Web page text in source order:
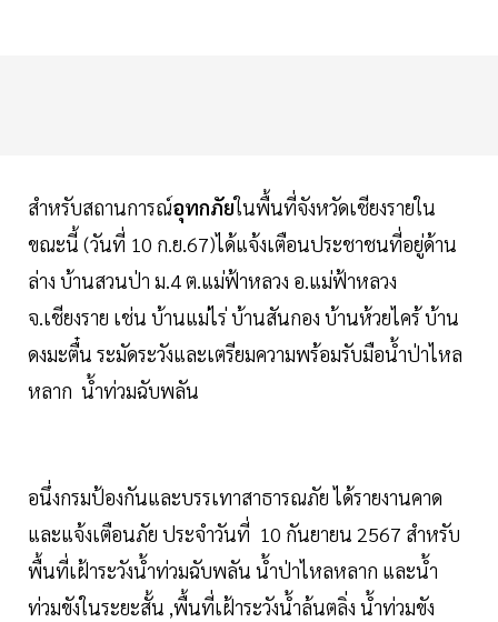
สำหรับสถานการณ์อุทกภัยในพื้นที่จังหวัดเชียงรายใน
ขณะนี้ (วันที่ 10 ก.ย.67)ได้แจ้งเตือนประชาชนที่อยู่ด้าน
ล่าง บ้านสวนป่า ม.4 ต.แม่ฟ้าหลวง อ.แม่ฟ้าหลวง
จ.เชียงราย เช่น บ้านแม่ไร่ บ้านสันกอง บ้านห้วยไคร้ บ้าน
ดงมะตื๋น ระมัดระวังและเตรียมความพร้อมรับมือน้ำป่าไหล
หลาก น้ำท่วมฉับพลัน
อนึ่งกรมป้องกันและบรรเทาสาธารณภัย ได้รายงานคาด
และแจ้งเตือนภัย ประจำวันที่ 10 กันยายน 2567 สำหรับ
พื้นที่เฝ้าระวังน้ำท่วมฉับพลัน น้ำป่าไหลหลาก และน้ำ
ท่วมขังในระยะสั้น ,พื้นที่เฝ้าระวังน้ำล้นตลิ่ง น้ำท่วมขัง